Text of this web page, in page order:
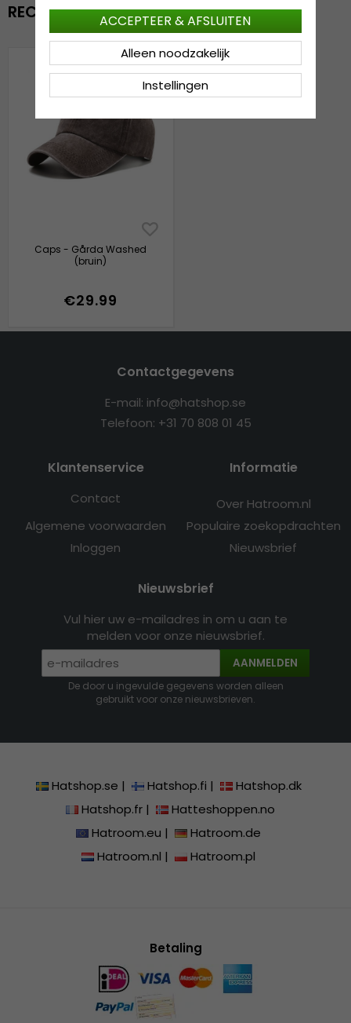
RECENTELIJK BEKEKEN
Caps - Gårda Washed
(bruin)
€29.99
Contactgegevens
E-mail: info@hatshop.se
Telefoon: +31 70 808 01 45
Klantenservice
Contact
Algemene voorwaarden
Inloggen
Informatie
Over Hatroom.nl
Populaire zoekopdrachten
Nieuwsbrief
Nieuwsbrief
Vul hier uw e-mailadres in om u aan te
melden voor onze nieuwsbrief.
AANMELDEN
De door u ingevulde gegevens worden alleen
gebruikt voor onze nieuwsbrieven.
Hatshop.se | Hatshop.fi |
Hatshop.dk
Hatshop.fr|
Hatteshoppen.no
Hatroom.eu |
Hatroom.de
Hatroom.nl | Hatroom.pl
Betaling
Instellingen
Alleen noodzakelijk
ACCEPTEER & AFSLUITEN